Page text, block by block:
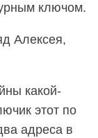
ключом.
Алексея,
какой-
этот по
адреса в